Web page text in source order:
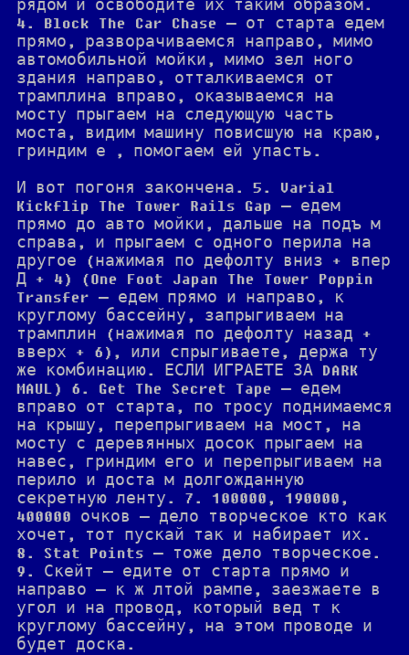
рядом и освободите их таким образом.
4. Block The Car Chase — от старта едем
прямо, разворачиваемся направо, мимо
автомобильной мойки, мимо зел ного
здания направо, отталкиваемся от
трамплина вправо, оказываемся на
мосту прыгаем на следующую часть
моста, видим машину повисшую на краю,
гриндим е , помогаем ей упасть.
И вот погоня закончена. 5. Varial
Kickflip The Tower Rails Gap — едем
прямо до авто мойки, дальше на подъ м
справа, и прыгаем с одного перила на
другое (нажимая по дефолту вниз + впер
Д + 4) (One Foot Japan The Tower Poppin
Transfer — едем прямо и направо, к
круглому бассейну, запрыгиваем на
трамплин (нажимая по дефолту назад +
вверх + 6), или спрыгиваете, держа ту
же комбинацию. ЕСЛИ ИГРАЕТЕ ЗА DARK
MAUL) 6. Get The Secret Tape — едем
вправо от старта, по тросу поднимаемся
на крышу, перепрыгиваем на мост, на
мосту с деревянных досок прыгаем на
навес, гриндим его и перепрыгиваем на
перило и доста м долгожданную
секретную ленту. 7. 100000, 190000,
400000 очков — дело творческое кто как
хочет, тот пускай так и набирает их.
8. Stat Points — тоже дело творческое.
9. Скейт — едите от старта прямо и
направо — к ж лтой рампе, заезжаете в
угол и на провод, который вед т к
круглому бассейну, на этом проводе и
будет доска.